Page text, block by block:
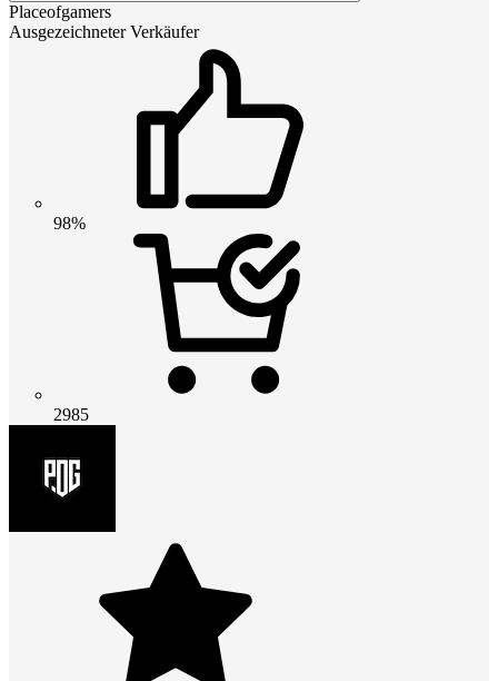
Placeofgamers
Ausgezeichneter Verkäufer
98%
2985